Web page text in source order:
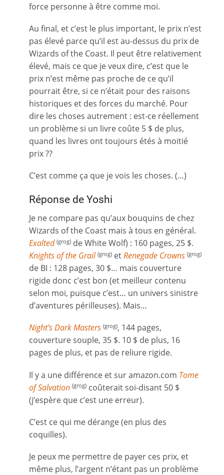
force personne à être comme moi.
Au final, et c’est le plus important, le prix n’est
pas élevé parce qu’il est au-dessus du prix de
Wizards of the Coast. Il peut être relativement
élevé, mais ce que je veux dire, c’est que le
prix n’est même pas proche de ce qu’il
pourrait être, si ce n’était pour des raisons
historiques et des forces du marché. Pour
dire les choses autrement : est-ce réellement
un problème si un livre coûte 5 $ de plus,
quand les livres ont toujours étés à moitié
prix ??
C’est comme ça que je vois les choses. (…)
Réponse de Yoshi
Je ne compare pas qu’aux bouquins de chez
Wizards of the Coast mais à tous en général.
Exalted (grog) de White Wolf) : 160 pages, 25 $.
Knights of the Grail (grog) etRenegade Crowns (grog)
de BI : 128 pages, 30 $… mais couverture
rigide donc c’est bon (et meilleur contenu
selon moi, puisque c’est… un univers sinistre
d’aventures périlleuses). Mais…
Night’s Dark Masters (grog), 144 pages,
couverture souple, 35 $. 10 $ de plus, 16
pages de plus, et pas de reliure rigide.
Il y a une différence et sur amazon.com Tome
of Salvation (grog) coûterait soi-disant 50 $
(j’espère que c’est une erreur).
C’est ce qui me dérange (en plus des
coquilles).
Je peux me permettre de payer ces prix, et
même plus, l’argent n’étant pas un problème